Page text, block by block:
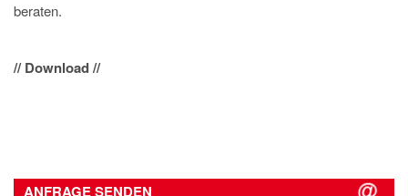
beraten.
// Download //
ANFRAGE SENDEN